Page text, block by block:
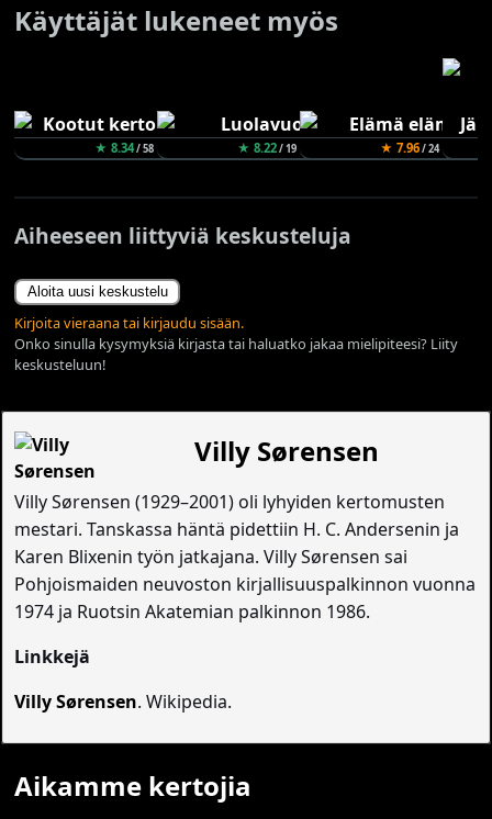
Käyttäjät lukeneet myös
★ 8.34/ 58 ★ 8.22/ 19 ★ 7.96/ 24
Aiheeseen liittyviä keskusteluja
Aloita uusi keskustelu
Kirjoita vieraana tai kirjaudu sisään.
Onko sinulla kysymyksiä kirjasta tai haluatko jakaa mielipiteesi? Liity
keskusteluun!
Villy Sørensen
Villy Sørensen (1929–2001) oli lyhyiden kertomusten
mestari. Tanskassa häntä pidettiin H. C. Andersenin ja
Karen Blixenin työn jatkajana. Villy Sørensen sai
Pohjoismaiden neuvoston kirjallisuuspalkinnon vuonna
1974 ja Ruotsin Akatemian palkinnon 1986.
Linkkejä
Villy Sørensen. Wikipedia.
Aikamme kertojia